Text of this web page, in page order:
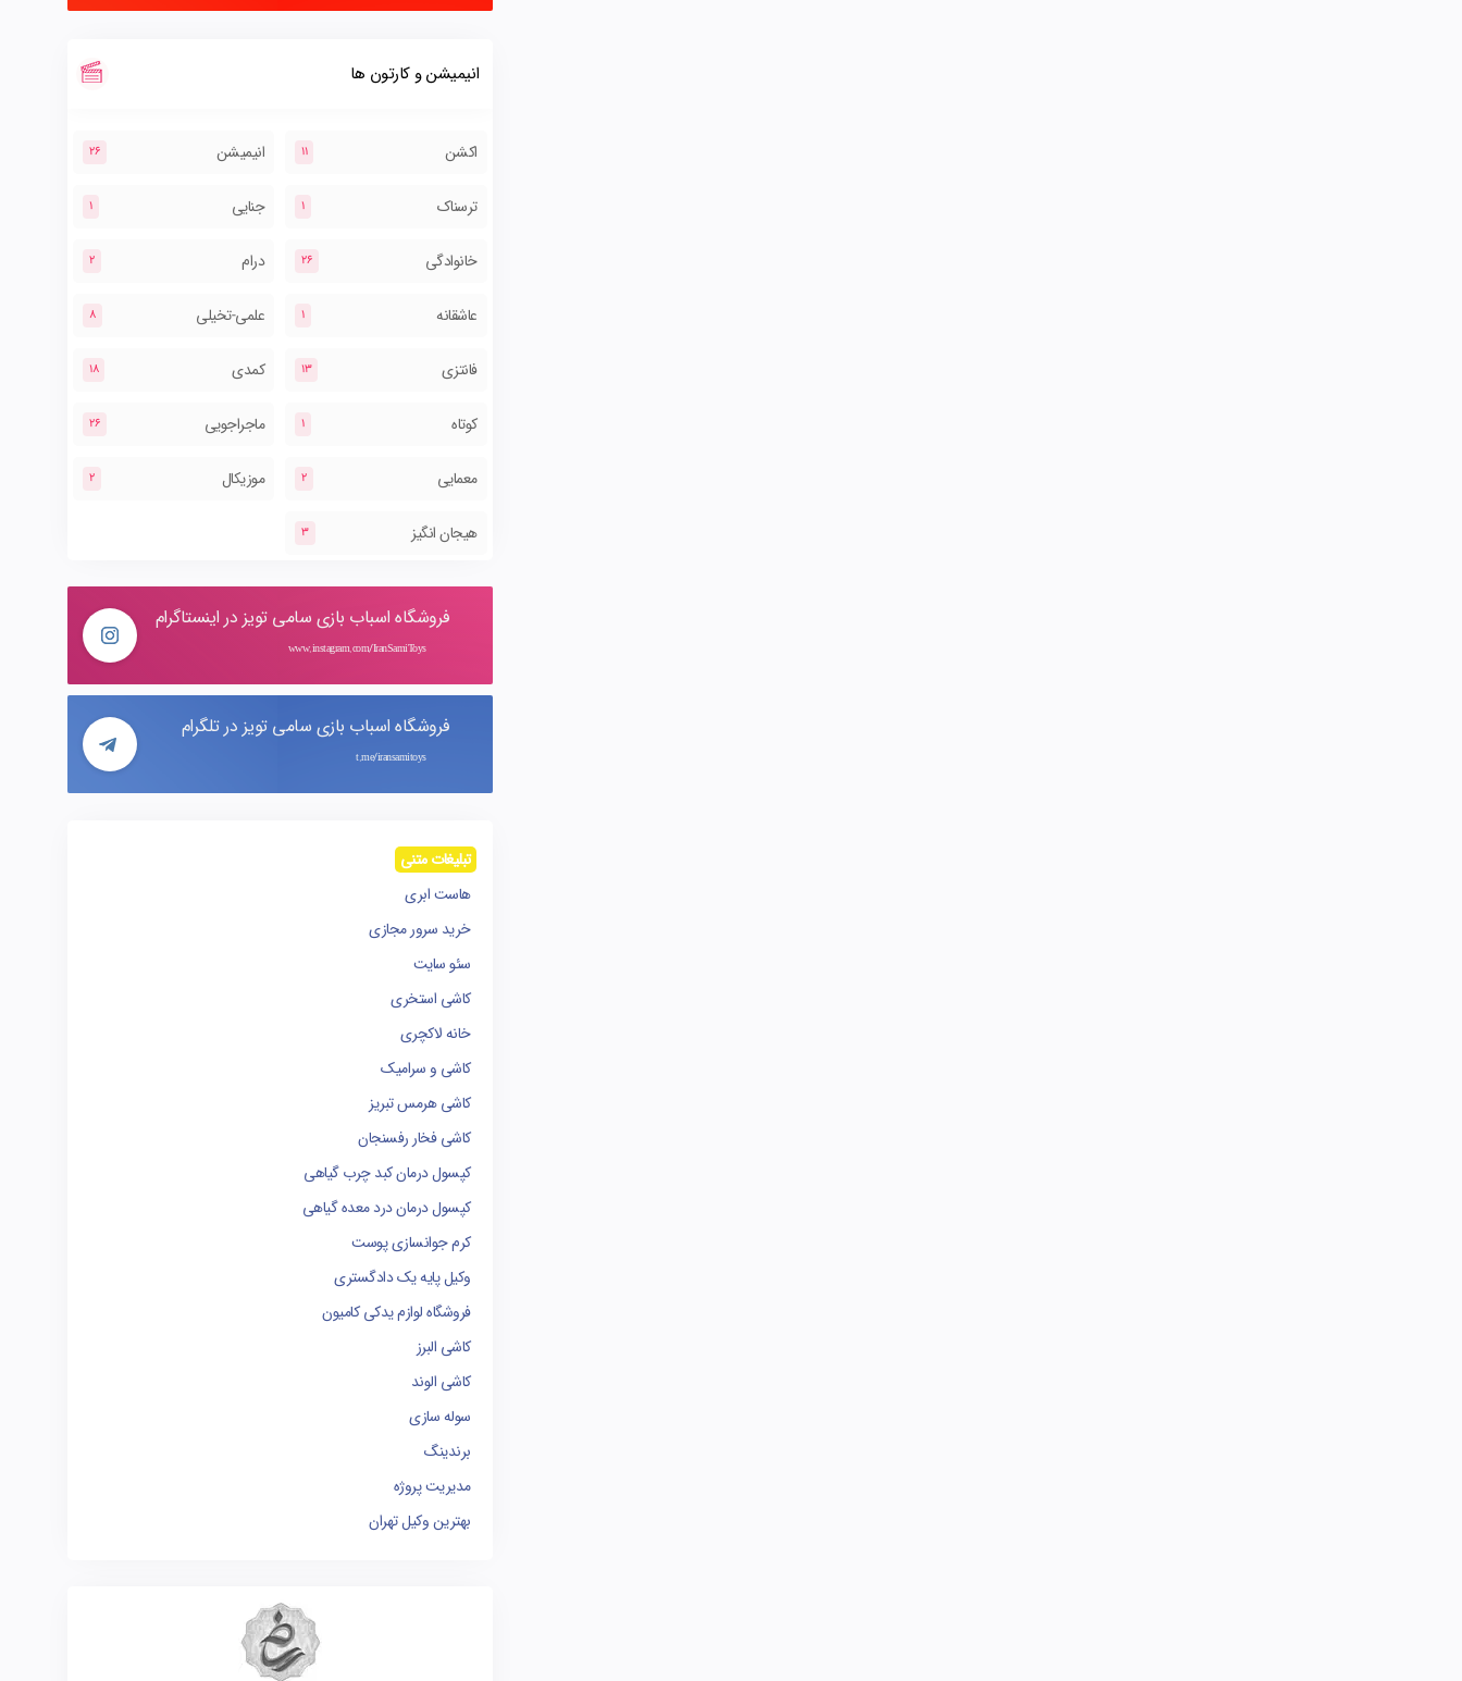
انیمیشن و کارتون ها
اکشن 11 انیمیشن 26
ترسناک 1 جنایی 1
خانوادگی 26 درام 2
عاشقانه 1 علمی-تخیلی 8
فانتزی 13 کمدی 18
کوتاه 1 ماجراجویی 26
معمایی 2 موزیکال 2
هیجان انگیز 3
فروشگاه اسباب بازی سامی تویز در اینستاگرام
www.instagram.com/IranSamiToys
فروشگاه اسباب بازی سامی تویز در تلگرام
t.me/iransamitoys
تبلیغات متنی
هاست ابری
خرید سرور مجازی
سئو سایت
کاشی استخری
خانه لاکچری
کاشی و سرامیک
کاشی هرمس تبریز
کاشی فخار رفسنجان
کپسول درمان کبد چرب گیاهی
کپسول درمان درد معده گیاهی
کرم جوانسازی پوست
وکیل پایه یک دادگستری
فروشگاه لوازم یدکی کامیون
کاشی البرز
کاشی الوند
سوله سازی
برندینگ
مدیریت پروژه
بهترین وکیل تهران